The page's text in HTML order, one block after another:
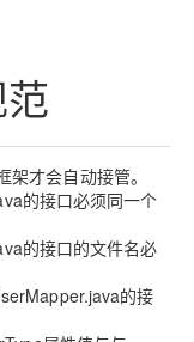
架才会自动接管。
的接口必须同一个
的接口的文件名必
的接